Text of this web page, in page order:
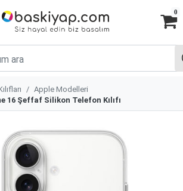
0
Apple Modelleri
16 Şeffaf Silikon Telefon Kılıfı